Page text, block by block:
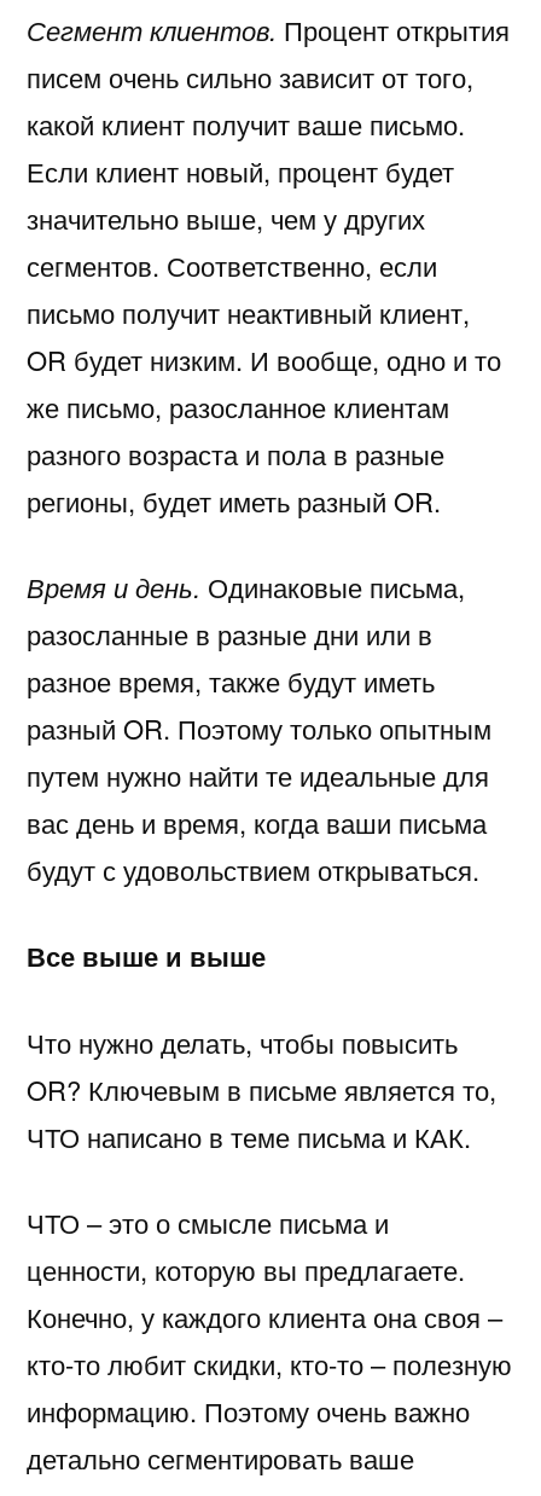
Сегмент клиентов. Процент открытия
писем очень сильно зависит от того,
какой клиент получит ваше письмо.
Если клиент новый, процент будет
значительно выше, чем у других
сегментов. Соответственно, если
письмо получит неактивный клиент,
OR будет низким. И вообще, одно и то
же письмо, разосланное клиентам
разного возраста и пола в разные
регионы, будет иметь разный OR.
Время и день. Одинаковые письма,
разосланные в разные дни или в
разное время, также будут иметь
разный OR. Поэтому только опытным
путем нужно найти те идеальные для
вас день и время, когда ваши письма
будут с удовольствием открываться.
Все выше и выше
Что нужно делать, чтобы повысить
OR? Ключевым в письме является то,
ЧТО написано в теме письма и КАК.
ЧТО – это о смысле письма и
ценности, которую вы предлагаете.
Конечно, у каждого клиента она своя –
кто-то любит скидки, кто-то – полезную
информацию. Поэтому очень важно
детально сегментировать ваше